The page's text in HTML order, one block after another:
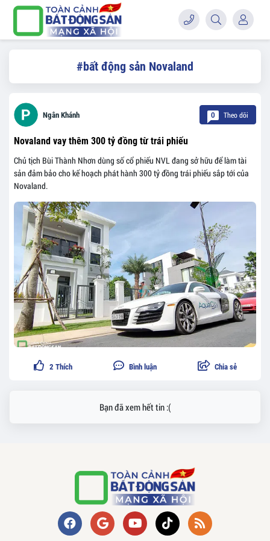
#bất động sản Novaland
Ngân Khánh 0 Theo dõi
Novaland vay thêm 300 tỷ đồng từ trái phiếu
Chủ tịch Bùi Thành Nhơn dùng số cổ phiếu NVL đang sở hữu để làm tài
sản đảm bảo cho kế hoạch phát hành 300 tỷ đồng trái phiếu sắp tới của
Novaland.
2 Thích Bình luận Chia sẻ
Bạn đã xem hết tin :(